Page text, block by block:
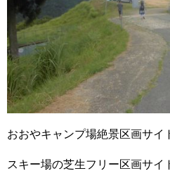
おおやキャンプ場絶景区画サイ
スキー場の芝生フリー区画サイ